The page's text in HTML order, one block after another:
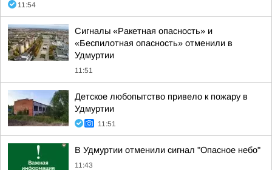
11:54
Сигналы «Ракетная опасность» и
«Беспилотная опасность» отменили в
Удмуртии
11:51
Детское любопытство привело к пожару в
Удмуртии
11:51
В Удмуртии отменили сигнал "Опасное небо"
11:43